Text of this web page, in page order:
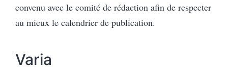
convenu avec le comité de rédaction afin de respecter
au mieux le calendrier de publication.
Varia